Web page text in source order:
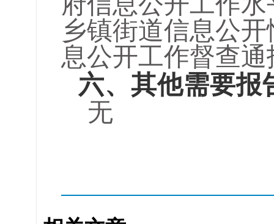
乡镇街道信息公
息公开工作督查
六、其他需要报
无